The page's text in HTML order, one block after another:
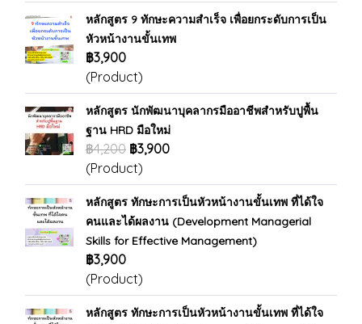
หลักสูตร 9 ทักษะความสำเร็จ เพื่อยกระดับการเป็น
หัวหน้างานขั้นเทพ
฿3,900
(Product)
หลักสูตร นักพัฒนาบุคลากรมืออาชีพสำหรับปูพื้น
ฐาน HRD มือใหม่
฿4,200 ฿3,900
(Product)
หลักสูตร ทักษะการเป็นหัวหน้างานขั้นเทพ ที่ได้ใจ
คนและได้ผลงาน (Development Managerial
Skills for Effective Management)
฿3,900
(Product)
หลักสูตร ทักษะการเป็นหัวหน้างานขั้นเทพ ที่ได้ใจ